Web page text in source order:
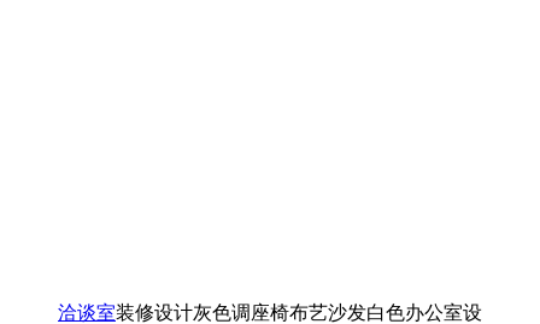
洽谈室装修设计灰色调座椅布艺沙发白色办公室设